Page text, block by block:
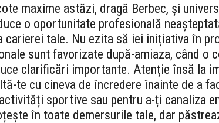
maxime astăzi, dragă Berbec, și
o oportunitate profesională
carierei tale. Nu ezita să iei inițiativa în
sunt favorizate după-amiaza, când o
clarificări importante. Atenție însă la
te cu cineva de încredere înainte de a
sportive sau pentru a-ți canaliza
în toate demersurile tale, dar